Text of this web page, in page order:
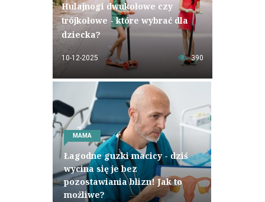
Hulajnogi dwukołowe czy
trójkołowe - które wybrać dla
dziecka?
10-12-2025 390
MAMA
Łagodne guzki macicy - dziś
wycina się je bez
pozostawiania blizn! Jak to
możliwe?